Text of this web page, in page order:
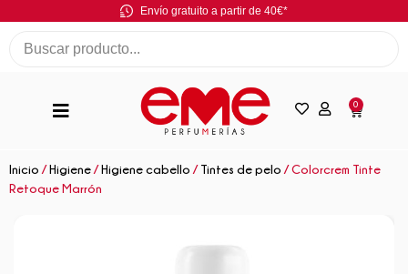
Envío gratuito a partir de 40€*
0
Inicio /Higiene /Higiene cabello / Tintes de pelo / Colorcrem Tinte
Retoque Marrón